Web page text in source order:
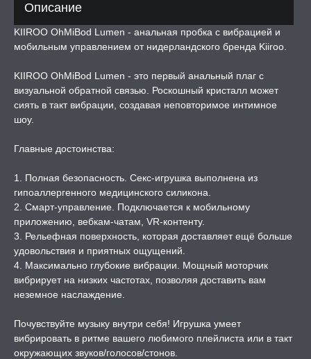
ОБРАЗ
БОНДАЖ
Описание
KIIROO OhMiBod Lumen - анальная пробка с вибрацией и
мобильным управлением от нидерландского бренда Kiiroo.
KIIROO OhMiBod Lumen - это первый анальный плаг с
визуальной обратной связью. Роскошный кристалл может
сиять в такт вибрации, создавая неповторимое интимное
шоу.
Главные достоинства:
1. Полная безопасность. Секс-игрушка выполнена из
гипоаллергенного медицинского силикона.
2. Смарт-управление. Подключается к мобильному
приложению, вебкам-чатам, VR-контенту.
3. Рельефная поверхность, которая доставляет ещё больше
удовольствия и приятных ощущений.
4. Максимально глубокие вибрации. Мощный моторчик
вибрирует на низких частотах, позволяя доставить вам
неземное наслаждение.
Почувствуйте музыку внутри себя! Игрушка умеет
вибрировать в ритме вашего любимого плейлиста или в такт
окружающих звуков/голосов/стонов.